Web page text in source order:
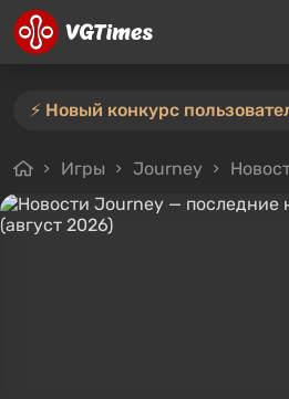
Игры Journey